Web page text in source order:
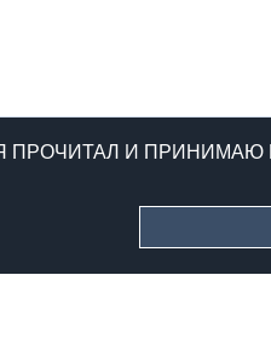
ПРОЧИТАЛ И ПРИНИМАЮ